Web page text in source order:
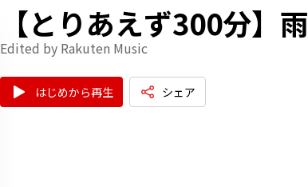
【とりあえず300分】雨
Edited by Rakuten Music
はじめから再生 シェア